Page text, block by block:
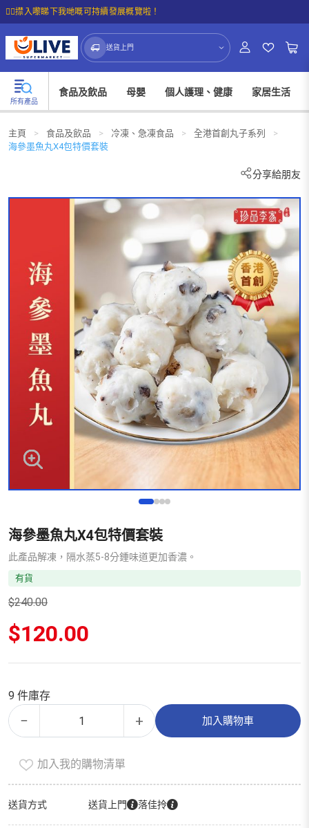
☝🏼㩒入嚟睇下我哋嘅可持續發展概覽啦！
送貨上門
所有產品
食品及飲品 母嬰 個人護理、健康 家居生活
主頁 > 食品及飲品 > 冷凍、急凍食品 > 全港首創丸子系列
>
海參墨魚丸X4包特價套裝
分享給朋友
海參墨魚丸X4包特價套裝
此產品解凍，隔水蒸5-8分鍾味道更加香濃。
有貨
$240.00
原
始
$120.00
格：
$120.00。
9 件庫存
−
海
參
丸
X4
+ 加入購物車
Alternative:
加入我的購物清單
送貨方式 送貨上門 落佳拎